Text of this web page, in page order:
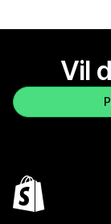
Vil